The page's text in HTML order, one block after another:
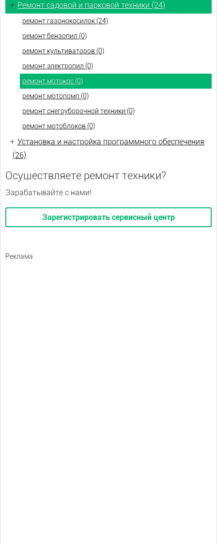
+ Ремонт садовой и парковой техники (24)
ремонт газонокосилок (24)
ремонт бензопил (0)
ремонт культиваторов (0)
ремонт электропил (0)
ремонт мотокос (0)
ремонт мотопомп (0)
ремонт снегоуборочной техники (0)
ремонт мотоблоков (0)
+ Установка и настройка программного обеспечения
(26)
Осуществляете ремонт техники?
Зарабатывайте с нами!
Зарегистрировать сервисный центр
Реклама